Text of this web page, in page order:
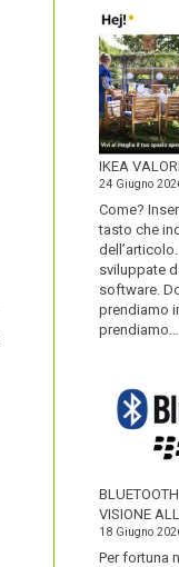
IKEA
24 Giugno
Come?
tasto che
sviluppate
software.
prendiamo
prendiamo…
VISIONE
18 Giugno
Per fortuna